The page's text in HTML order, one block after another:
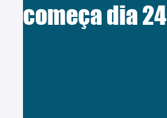
começa dia 24